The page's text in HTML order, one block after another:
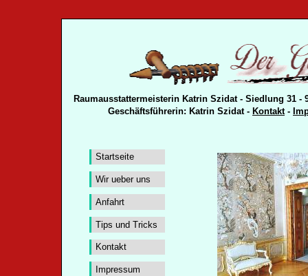
Raumausstattermeisterin Katrin Szidat - Siedlung 31 -
Geschäftsführerin: Katrin Szidat - Kontakt-
Startseite
Wir ueber uns
Anfahrt
Tips und Tricks
Kontakt
Impressum